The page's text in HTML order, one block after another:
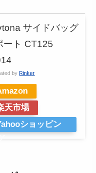
サイドバッグ
ート CT125
by Rinker
天市場
ショッピン